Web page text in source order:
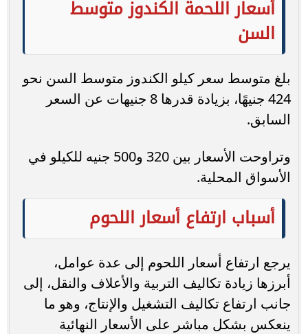
أسعار اللحمة الكندوز متوسط
السن
بلغ متوسط سعر كيلو الكندوز متوسط السن نحو
424 جنيهًا، بزيادة قدرها 8 جنيهات عن السعر
السابق.
وتراوحت الأسعار بين 320 و500 جنيه للكيلو في
الأسواق المحلية.
أسباب ارتفاع أسعار اللحوم
يرجع ارتفاع أسعار اللحوم إلى عدة عوامل،
أبرزها زيادة تكاليف التربية والأعلاف والنقل، إلى
جانب ارتفاع تكاليف التشغيل والإنتاج، وهو ما
ينعكس بشكل مباشر على الأسعار النهائية